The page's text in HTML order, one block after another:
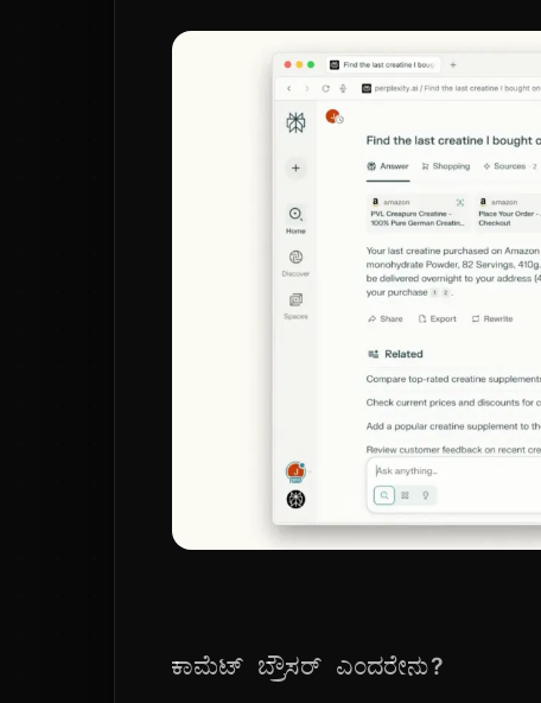
ಕಾಮೆಟ್ ಬ್ರೌಸರ್ ಎಂದರೇನು?